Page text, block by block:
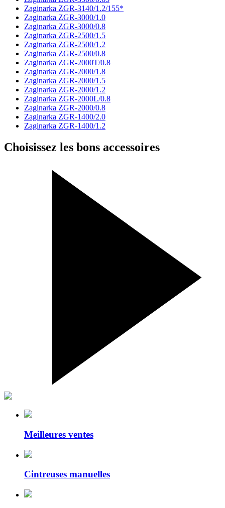
Zaginarka ZGR-3140/1.2/155*
Zaginarka ZGR-3000/1.0
Zaginarka ZGR-3000/0.8
Zaginarka ZGR-2500/1.5
Zaginarka ZGR-2500/1.2
Zaginarka ZGR-2500/0.8
Zaginarka ZGR-2000T/0.8
Zaginarka ZGR-2000/1.8
Zaginarka ZGR-2000/1.5
Zaginarka ZGR-2000/1.2
Zaginarka ZGR-2000L/0.8
Zaginarka ZGR-2000/0.8
Zaginarka ZGR-1400/2.0
Zaginarka ZGR-1400/1.2
Choisissez les bons accessoires
Meilleures ventes
Cintreuses manuelles